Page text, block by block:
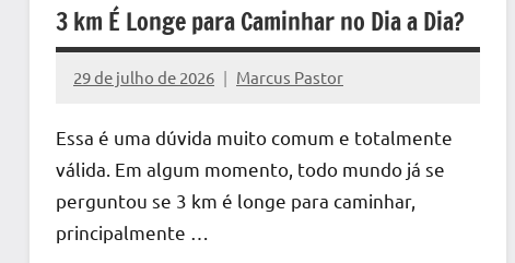
3 km É Longe para Caminhar no Dia a Dia?
29 de julho de 2026 Marcus Pastor
Nenhum
Essa é uma dúvida muito comum e totalmente
válida. Em algum momento, todo mundo já se
perguntou se 3 km é longe para caminhar,
principalmente …